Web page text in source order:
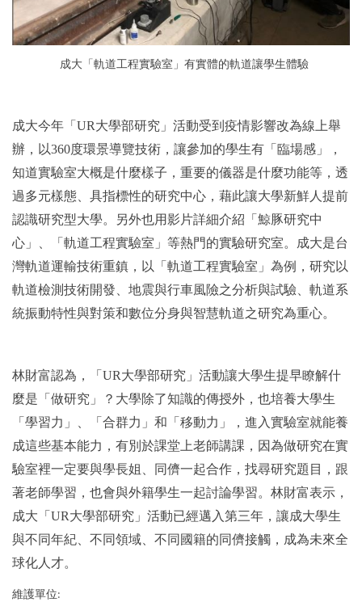
成大 「軌道工程實驗室」有實體的軌道讓學生體驗
成大今年「 UR大學部研究」活動受到疫情影響改為線上舉
辦，以360度環景導覽技術，讓參加的學生有「臨場感」，
知道實驗室大概是什麼樣子，重要的儀器是什麼功能等，透
過多元樣態、具指標性的研究中心，藉此讓大學新鮮人提前
認識研究型大學。另外也用影片詳細介紹「鯨豚研究中
心」、「軌道工程實驗室」等熱門的實驗研究室。成大是台
灣軌道運輸技術重鎮，以「軌道工程實驗室」為例，研究以
軌道檢測技術開發、地震與行車風險之分析與試驗、軌道系
統振動特性與對策和數位分身與智慧軌道之研究為重心。
林財富認為，「 UR大學部研究」活動讓大學生提早瞭解什
麼是「做研究」？大學除了知識的傳授外，也培養大學生
「學習力」、「合群力」和「移動力」，進入實驗室就能養
成這些基本能力，有別於課堂上老師講課，因為做研究在實
驗室裡一定要與學長姐、同儕一起合作，找尋研究題目，跟
著老師學習，也會與外籍學生一起討論學習。林財富表示，
成大「 UR大學部研究」活動已經邁入第三年，讓成大學生
與不同年紀、不同領域、不同國籍的同儕接觸，成為未來全
球化人才。
維護單位: